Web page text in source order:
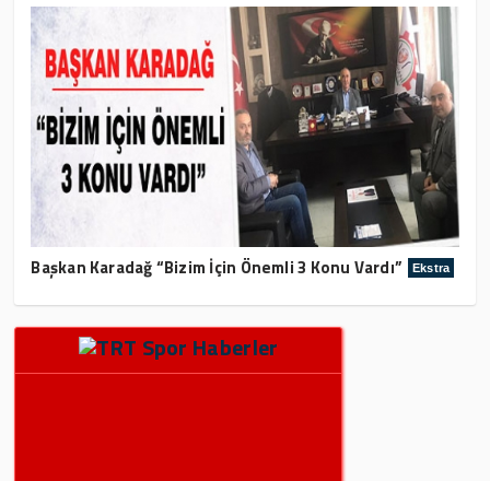
Başkan Karadağ “Bizim İçin Önemli 3 Konu Vardı” Ekstra